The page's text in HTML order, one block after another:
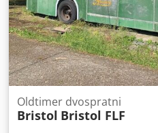
Oldtimer dvospratni
Bristol Bristol FLF